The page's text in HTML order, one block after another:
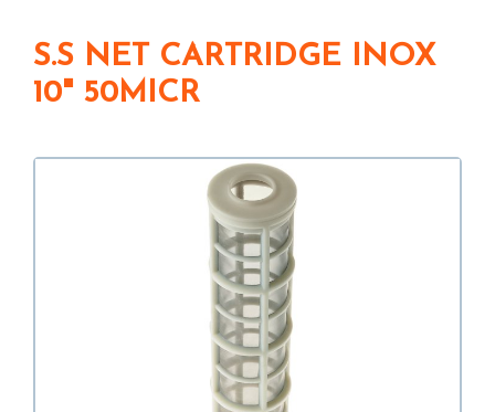
S.S NET CARTRIDGE INOX
10" 50MICR